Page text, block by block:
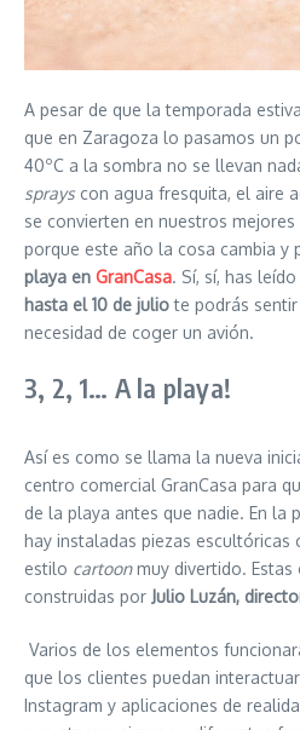
A pesar de que la temporada
que en Zaragoza lo pasamos un
40ºC a la sombra no se llevan
sprays con agua fresquita, el aire
se convierten en nuestros
porque este año la cosa cambia y
playa en GranCasa. Sí, sí, has leído
hasta el 10 de juliote podrás
necesidad de coger un avión.
3, 2, 1… A la playa!
Así es como se llama la nueva
centro comercial GranCasa para
de la playa antes que nadie. En la
hay instaladas piezas escultóricas
estilo cartoonmuy divertido. Estas
construidas por Julio Luzán,
Varios de los elementos
que los clientes puedan
Instagram y aplicaciones de